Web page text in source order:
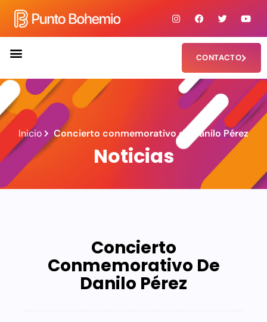
CONTACTO
Inicio Concierto conmemorativo de Danilo Pérez
Noticias
Concierto
Conmemorativo De
Danilo Pérez